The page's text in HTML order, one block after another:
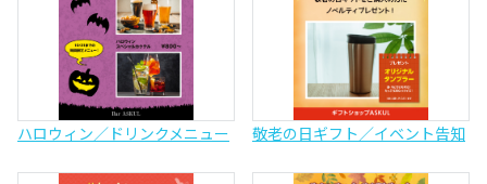
ハロウィン／ドリンクメニュー 敬老の日ギフト／イベント告知